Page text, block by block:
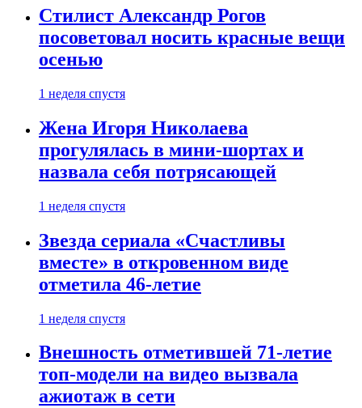
Стилист Александр Рогов
посоветовал носить красные вещи
осенью
1 неделя спустя
Жена Игоря Николаева
прогулялась в мини-шортах и
назвала себя потрясающей
1 неделя спустя
Звезда сериала «Счастливы
вместе» в откровенном виде
отметила 46-летие
1 неделя спустя
Внешность отметившей 71-летие
топ-модели на видео вызвала
ажиотаж в сети